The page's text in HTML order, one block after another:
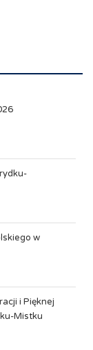
w
i Pięknej
Mistku